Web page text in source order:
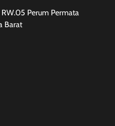
Perum Permata
Barat